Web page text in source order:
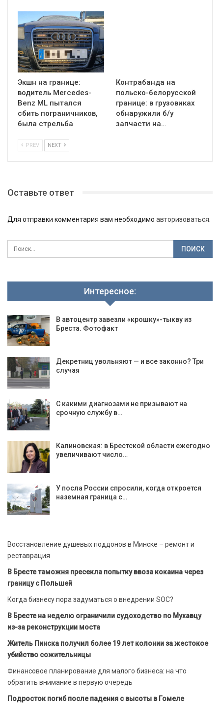
Экшн на границе:
водитель Mercedes-
Benz ML пытался
сбить пограничников,
была стрельба
Контрабанда на
польско-белорусской
границе: в грузовиках
обнаружили б/у
запчасти на…
PREV NEXT
Оставьте ответ
Для отправки комментария вам необходимо авторизоваться
Интересное:
В автоцентр завезли «крошку»-тыкву из
Бреста. Фотофакт
Декретниц увольняют — и все законно? Три
случая
С какими диагнозами не призывают на
срочную службу в…
Калиновская: в Брестской области ежегодно
увеличивают число…
У посла России спросили, когда откроется
наземная граница с…
Восстановление душевых поддонов в Минске – ремонт и
реставрация
В Бресте таможня пресекла попытку ввоза кокаина через
границу с Польшей
Когда бизнесу пора задуматься о внедрении SOC?
В Бресте на неделю ограничили судоходство по Мухавцу
из-за реконструкции моста
Житель Пинска получил более 19 лет колонии за жестокое
убийство сожительницы
Финансовое планирование для малого бизнеса: на что
обратить внимание в первую очередь
Подросток погиб после падения с высоты в Гомеле